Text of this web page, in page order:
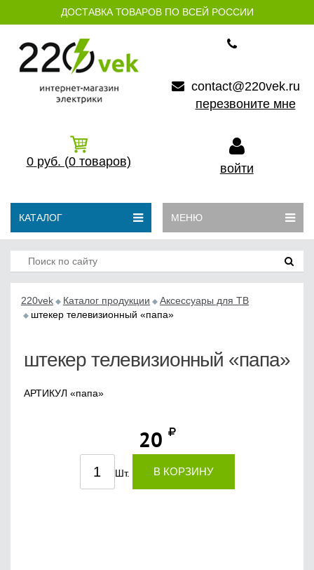
ДОСТАВКА ТОВАРОВ ПО ВСЕЙ РОССИИ
contact@220vek.ru
перезвоните мне
0 руб. (0 товаров) войти
КАТАЛОГ МЕНЮ
220vek Каталог продукции
Аксессуары для ТВ
штекер телевизионный «папа»
штекер телевизионный «папа»
АРТИКУЛ «папа»
20
Шт. В КОРЗИНУ